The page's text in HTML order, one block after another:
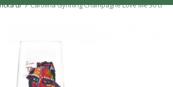
ur Carolina Gynning Champagne Love Me 30 cl